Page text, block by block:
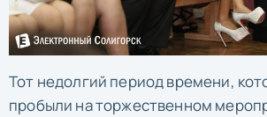
Тот недолгий период времени,
пробыли на торжественном